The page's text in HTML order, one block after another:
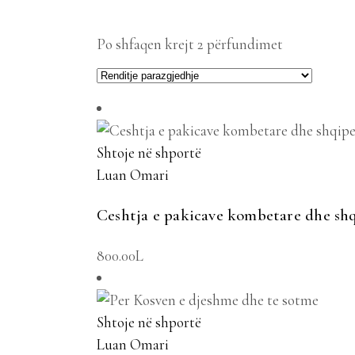
Po shfaqen krejt 2 përfundimet
Shtoje në shportë
Luan Omari
Ceshtja e pakicave kombetare dhe
800.00L
Shtoje në shportë
Luan Omari